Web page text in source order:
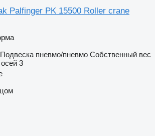
Palfinger PK 15500 Roller crane
Подвеска пневмо/пневмо Собственный вес
3